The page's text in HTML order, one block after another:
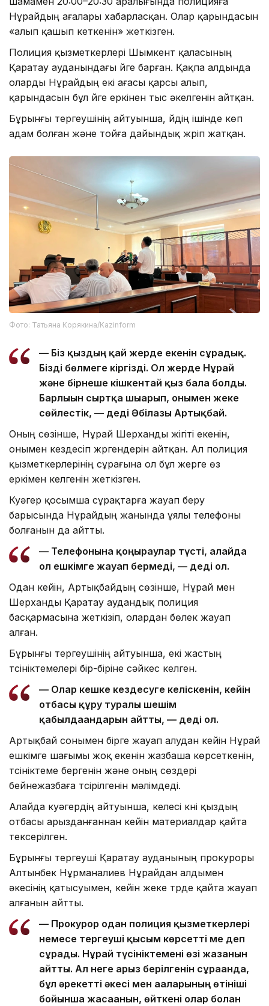
Нұрайдың ағалары хабарласқан. Олар қарындасын
«алып қашып кеткенін» жеткізген.
Полиция қызметкерлері Шымкент қаласының
Қаратау ауданындағы үйге барған. Қақпа алдында
оларды Нұрайдың екі ағасы қарсы алып,
қарындасын бұл үйге еркінен тыс әкелгенін айтқан.
Бұрынғы тергеушінің айтуынша, үйдің ішінде көп
адам болған және тойға дайындық жүріп жатқан.
Фото: Татьяна Корякина/Kazinform
— Біз қыздың қай жерде екенін сұрадық.
Бізді бөлмеге кіргізді. Ол жерде Нұрай
және бірнеше кішкентай қыз бала болды.
Барлығын сыртқа шығарып, онымен жеке
сөйлестік, — деді Әбілғазы Артықбай.
Оның сөзінше, Нұрай Шерханды жігіті екенін,
онымен кездесіп жүргендерін айтқан. Ал полиция
қызметкерлерінің сұрағына ол бұл жерге өз
еркімен келгенін жеткізген.
Куәгер қосымша сұрақтарға жауап беру
барысында Нұрайдың жанында ұялы телефоны
болғанын да айтты.
— Телефонына қоңыраулар түсті, алайда
ол ешкімге жауап бермеді, — деді ол.
Одан кейін, Артықбайдың сөзінше, Нұрай мен
Шерханды Қаратау аудандық полиция
басқармасына жеткізіп, олардан бөлек жауап
алған.
Бұрынғы тергеушінің айтуынша, екі жастың
түсініктемелері бір-біріне сәйкес келген.
— Олар кешке кездесуге келіскенін, кейін
отбасы құру туралы шешім
қабылдағандарын айтты, — деді ол.
Артықбай сонымен бірге жауап алудан кейін Нұрай
ешкімге шағымы жоқ екенін жазбаша көрсеткенін,
түсініктеме бергенін және оның сөздері
бейнежазбаға түсірілгенін мәлімдеді.
Алайда куәгердің айтуынша, келесі күні қыздың
отбасы арызданғаннан кейін материалдар қайта
тексерілген.
Бұрынғы тергеуші Қаратау ауданының прокуроры
Алтынбек Нұрманалиев Нұрайдан алдымен
әкесінің қатысуымен, кейін жеке түрде қайта жауап
алғанын айтты.
— Прокурор одан полиция қызметкерлері
немесе тергеуші қысым көрсетті ме деп
сұрады. Нұрай түсініктемені өзі жазғанын
айтты. Ал неге арыз берілгенін сұрағанда,
бұл әрекетті әкесі мен ағаларының өтініші
бойынша жасағанын, өйткені олар болған